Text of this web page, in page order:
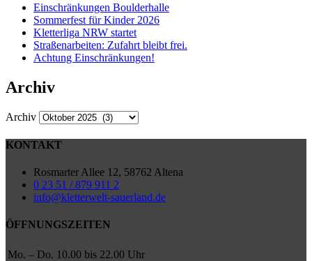
Einschränkungen Boulderhalle
Sommerfest für Kinder 2026
Kletterliga NRW startet
Straßenarbeiten: Zufahrt bleibt frei.
Achtung Einschränkungen!
Archiv
Archiv
KONTAKT
Rosmarter Allee 12, 58762 Altena
0 23 51 / 879 911 2
info@kletterwelt-sauerland.de
ÖFFNUNGSZEITEN
Mo. – Do. 10.00 bis 22.00 Uhr